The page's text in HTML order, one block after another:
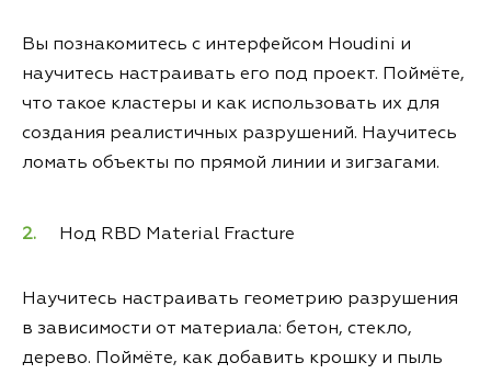
Вы познакомитесь с интерфейсом Houdini и
научитесь настраивать его под проект. Поймёте,
что такое кластеры и как использовать их для
создания реалистичных разрушений. Научитесь
ломать объекты по прямой линии и зигзагами.
Нод RBD Material Fracture
Научитесь настраивать геометрию разрушения
в зависимости от материала: бетон, стекло,
дерево. Поймёте, как добавить крошку и пыль